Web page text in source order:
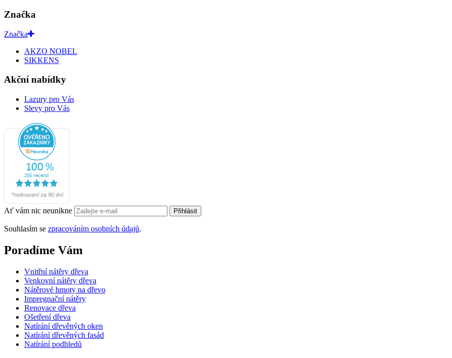
Značka
Značka
AKZO NOBEL
SIKKENS
Akční nabídky
Lazury pro Vás
Slevy pro Vás
Ať vám nic neunikne Přihlásit
Souhlasím se zpracováním osobních údajů.
Poradíme Vám
Vnitřní nátěry dřeva
Venkovní nátěry dřeva
Nátěrové hmoty na dřevo
Impregnační nátěry
Renovace dřeva
Ošetření dřeva
Natírání dřevěných oken
Natírání dřevěných fasád
Natírání podhledů